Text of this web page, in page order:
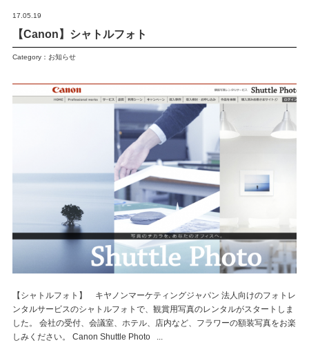
17.05.19
【Canon】シャトルフォト
Category： お知らせ
【シャトルフォト】 キヤノンマーケティングジャパン 法人向けのフォトレ
ンタルサービスのシャトルフォトで、観賞用写真のレンタルがスタートしま
した。 会社の受付、会議室、ホテル、店内など、フラワーの額装写真をお楽
しみください。 Canon Shuttle Photo ...